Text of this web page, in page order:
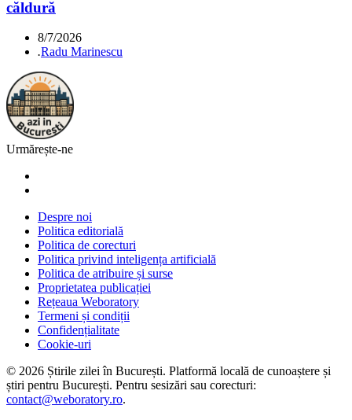
căldură
8/7/2026
.Radu Marinescu
Urmărește-ne
Despre noi
Politica editorială
Politica de corecturi
Politica privind inteligența artificială
Politica de atribuire și surse
Proprietatea publicației
Rețeaua Weboratory
Termeni și condiții
Confidențialitate
Cookie-uri
© 2026 Știrile zilei în București. Platformă locală de cunoaștere și
știri pentru București. Pentru sesizări sau corecturi:
contact@weboratory.ro.